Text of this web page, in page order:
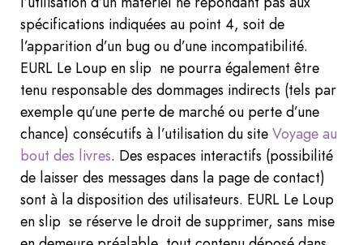
spécifications indiquées au point 4, soit de
l’apparition d’un bug ou d’une incompatibilité.
EURL Le Loup en slip ne pourra également être
tenu responsable des dommages indirects (tels par
exemple qu’une perte de marché ou perte d’une
chance) consécutifs à l’utilisation du siteVoyage au
bout des livres. Des espaces interactifs (possibilité
de laisser des messages dans la page de contact)
sont à la disposition des utilisateurs. EURL Le Loup
en slip se réserve le droit de supprimer, sans mise